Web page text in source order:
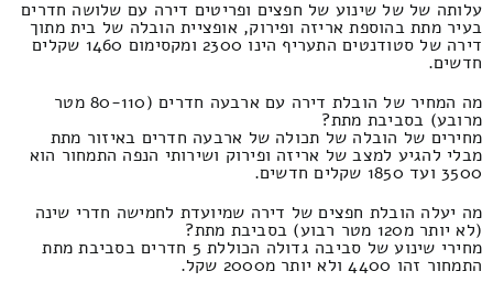
עלותה של של שינוע של חפצים ופריטים דירה עם שלושה חדרים
בעיר מתת בהוספת אריזה ופירוק, אופציית הובלה של בית מתוך
דירה של סטודנטים התעריף הינו 2300 ומקסימום 1460 שקלים
חדשים.
מה המחיר של הובלת דירה עם ארבעה חדרים (80-110 מטר
מרובע) בסביבת מתת?
מחירים של הובלה של תכולה של ארבעה חדרים באיזור מתת
מבלי להגיע למצב של אריזה ופירוק ושירותי הנפה התמחור הוא
3500 ועד 1850 שקלים חדשים.
מה יעלה הובלת חפצים של דירה שמיועדת לחמישה חדרי שינה
(לא יותר מ120 מטר רבוע) בסביבת מתת?
מחירי שינוע של סביבה גדולה הכוללת 5 חדרים בסביבת מתת
התמחור זהו 4400 ולא יותר מ2000 שקל.